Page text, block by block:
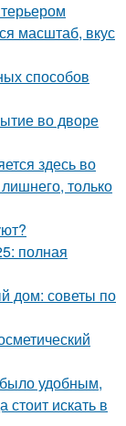
масштаб, вкус
способов
во дворе
здесь во
только
полная
дом: советы по
было удобным,
искать в